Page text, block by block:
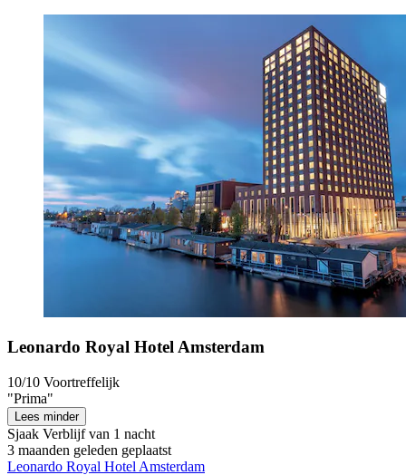
Leonardo Royal Hotel Amsterdam
10/10 Voortreffelijk
"Prima"
Lees minder
Sjaak Verblijf van 1 nacht
3 maanden geleden geplaatst
Leonardo Royal Hotel Amsterdam